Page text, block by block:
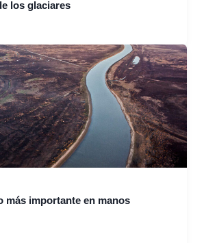
los glaciares
más importante en manos